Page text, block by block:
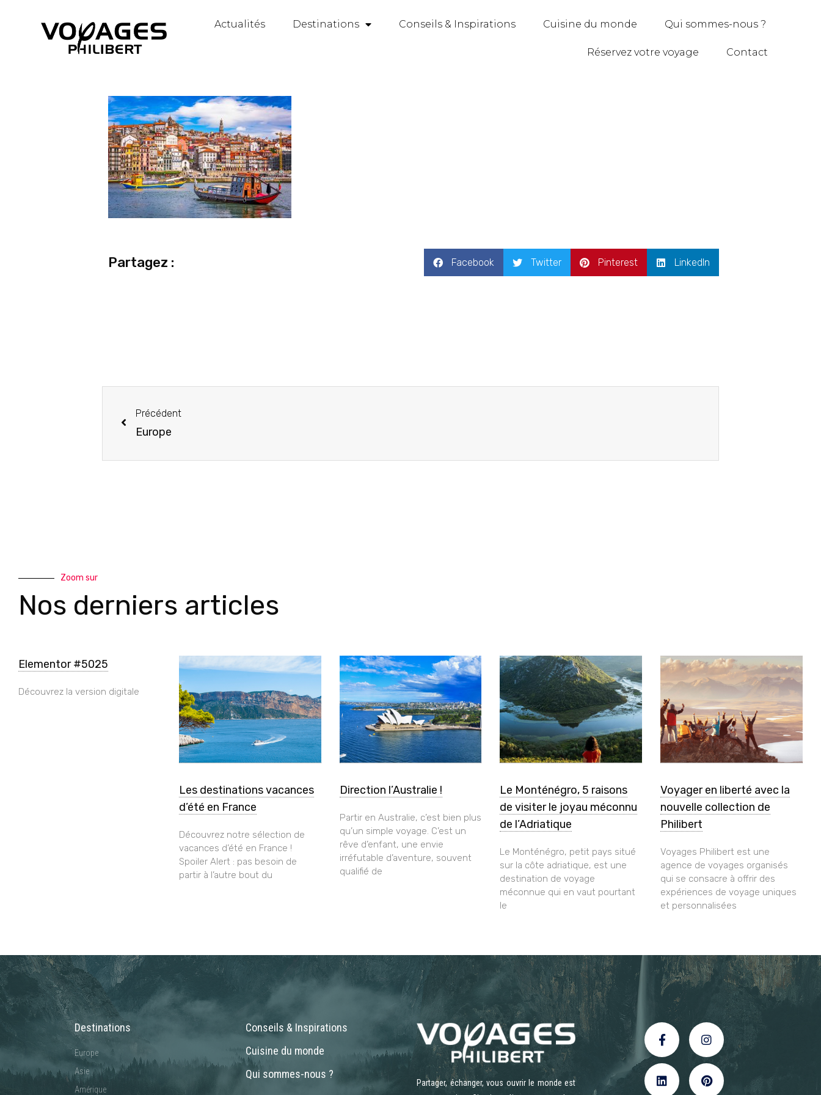
Actualités Destinations Conseils & Inspirations Cuisine du monde Qui sommes-nous ?
Réservez votre voyage Contact
Partagez : Facebook Twitter Pinterest LinkedIn
Précédent
Europe
Zoom sur
Nos derniers articles
Elementor #5025
Découvrez la version digitale
Les destinations vacances
d’été en France
Découvrez notre sélection de
vacances d’été en France !
Spoiler Alert : pas besoin de
partir à l’autre bout du
Direction l’Australie !
Partir en Australie, c’est bien plus
qu’un simple voyage. C’est un
rêve d’enfant, une envie
irréfutable d’aventure, souvent
qualifié de
Le Monténégro, 5 raisons
de visiter le joyau méconnu
de l’Adriatique
Le Monténégro, petit pays situé
sur la côte adriatique, est une
destination de voyage
méconnue qui en vaut pourtant
le
Voyager en liberté avec la
nouvelle collection de
Philibert
Voyages Philibert est une
agence de voyages organisés
qui se consacre à offrir des
expériences de voyage uniques
et personnalisées
Destinations
Europe
Asie
Amérique
Conseils & Inspirations
Cuisine du monde
Qui sommes-nous ?
Partager, échanger, vous ouvrir le monde est